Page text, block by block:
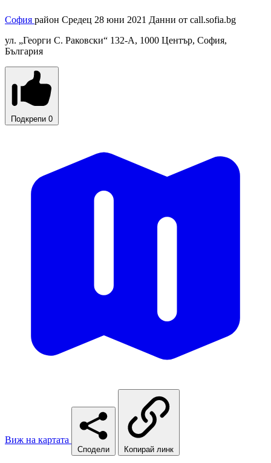
София район Средец 28 юни 2021 Данни от call.sofia.bg
ул. „Георги С. Раковски“ 132-А, 1000 Център, София,
България
Подкрепи 0
Виж на картата
Сподели Копирай линк